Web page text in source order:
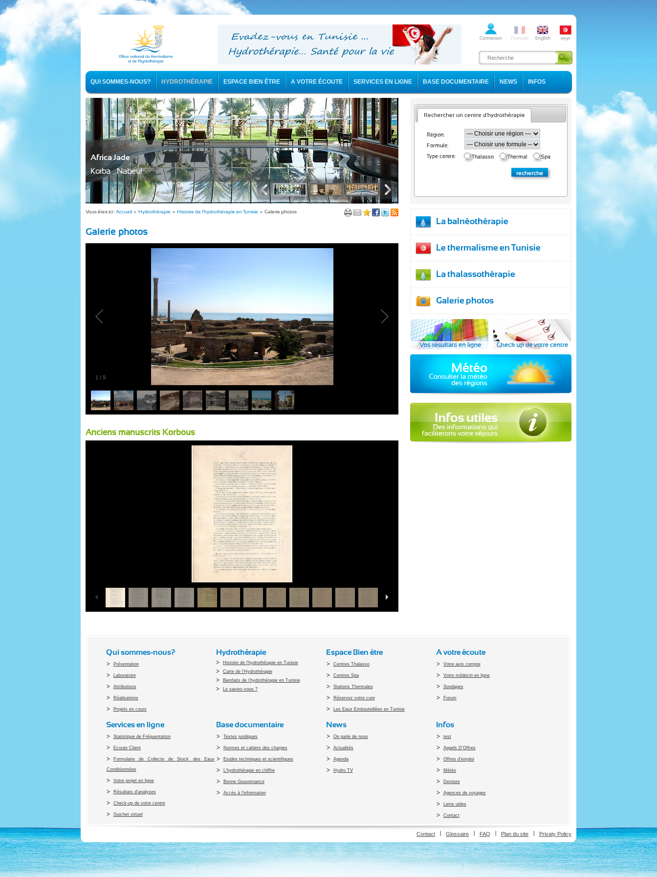
QUI SOMMES-NOUS? HYDROTHÉRAPIE ESPACE BIEN ÊTRE A VOTRE ÉCOUTE SERVICES EN LIGNE BASE DOCUMENTAIRE NEWS INFOS
Africa Jade
Korba - Nabeul
Rechercher un centre d'hydrothérapie
Région:
Formule:
Type centre:
Thalasso Thermal Spa
La balnéothérapie
Le thermalisme en Tunisie
La thalassothérapie
Galerie photos
Vous êtes ici :Accueil » Hydrothérapie » Histoire de l'hydrothérapie en Tunisie » Galerie photos
Galerie photos
1 / 9
Anciens manuscrits Korbous
Qui sommes-nous?
Présentation
Laboratoire
Attributions
Réalisations
Projets en cours
Hydrothérapie
Histoire de l'hydrothérapie en Tunisie
Carte de l'Hydrothérapie
Bienfaits de l'hydrothérapie en Tunisie
Le saviez-vous ?
Espace Bien être
Centres Thalasso
Centres Spa
Stations Thermales
Réservez votre cure
Les Eaux Embouteillées en Tunisie
A votre écoute
Votre avis compte
Votre médecin en ligne
Sondages
Forum
Services en ligne
Statistique de Fréquentation
Ecoute Client
Formulaire de Collecte de Stock des Eaux
Conditiionnées
Votre projet en ligne
Résultats d'analyses
Check-up de votre centre
Guichet virtuel
Base documentaire
Textes juridiques
Normes et cahiers des charges
Etudes techniques et scientifiques
L'hydrothérapie en chiffre
Bonne Gouvernance
Accès à l’information
News
On parle de nous
Actualités
Agenda
Hydro TV
Infos
test
Appels D'Offres
Offres d'emploi
Météo
Devises
Agences de voyages
Liens utiles
Contact
Contact Glossaire FAQ Plan du site Privaty Policy
Open vision